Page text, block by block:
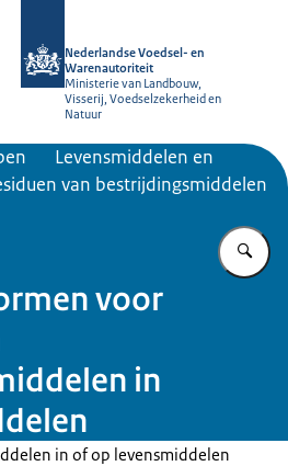
Nederlandse Voedsel- en
Warenautoriteit
Ministerie van Landbouw,
Visserij, Voedselzekerheid en
Natuur
Levensmiddelen en
van bestrijdingsmiddelen
voor
in
in of op levensmiddelen